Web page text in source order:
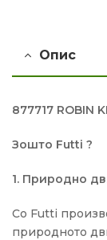
Опис
877717 ROBIN
Зошто Futti ?
1. Природно
Со Futti
природното